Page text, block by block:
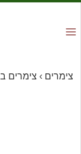
צימרים › צימרים